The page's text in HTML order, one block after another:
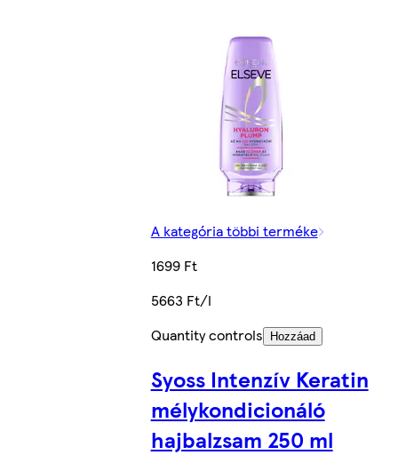
A kategória többi terméke
1699 Ft
5663 Ft/l
Quantity controls
Hozzáad
Syoss Intenzív Keratin
mélykondicionáló
hajbalzsam 250 ml